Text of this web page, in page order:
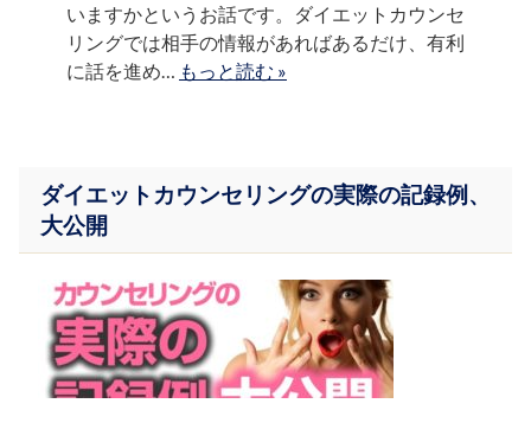
いますかというお話です。ダイエットカウンセ
リングでは相手の情報があればあるだけ、有利
に話を進め…
もっと読む »
ダイエットカウンセリングの実際の記録例、
大公開